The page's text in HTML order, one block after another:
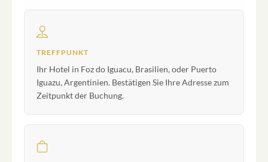
TREFFPUNKT
Ihr Hotel in Foz do Iguacu, Brasilien, oder Puerto
Iguazu, Argentinien. Bestätigen Sie Ihre Adresse zum
Zeitpunkt der Buchung.